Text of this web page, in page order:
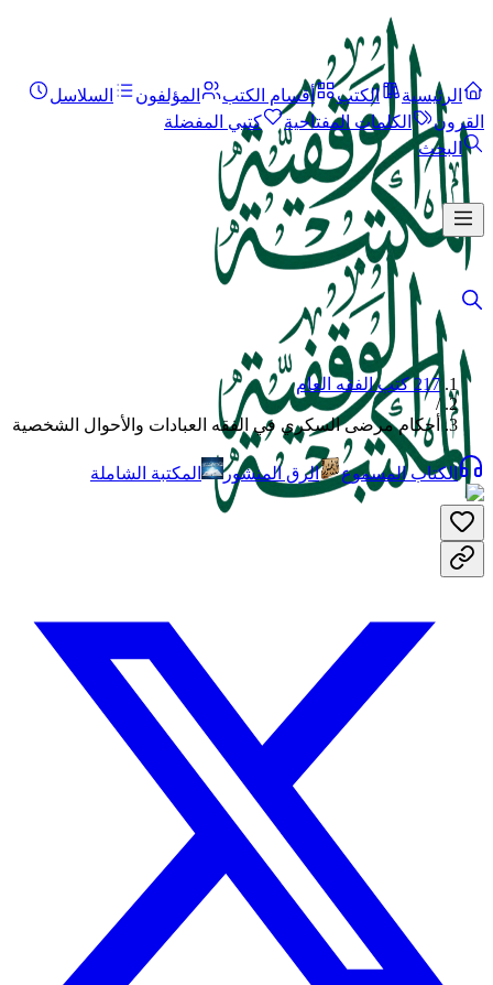
الرئيسية الكتب أقسام الكتب المؤلفون
السلاسل
القرون
الكلمات المفتاحية
كتبي المفضلة
البحث
217 كتب الفقه العام
/
أحكام مرضى السكري في الفقه العبادات والأحوال الشخصية
الكتاب المسموع الرق المنشور المكتبة الشاملة